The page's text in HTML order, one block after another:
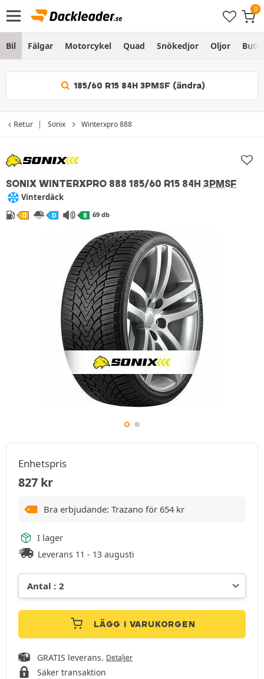
Bil Fälgar Motorcykel Quad Snökedjor Oljor Butik
185/60 R15 84H 3PMSF (ändra)
Retur Sonix Winterxpro 888
SONIX WINTERXPRO 888 185/60 R15 84H 3PMSF
Vinterdäck
D D B 69 db
Enhetspris
827 kr
Bra erbjudande: Trazano för 654 kr
I lager
Leverans 11 - 13 augusti
LÄGG I VARUKORGEN
GRATIS leverans. Detaljer
Säker transaktion